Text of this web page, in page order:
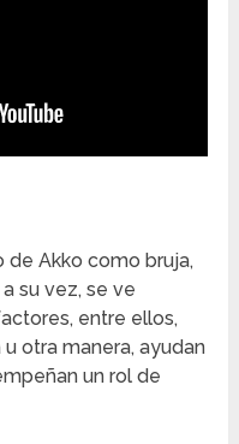
de Akko como bruja,
su vez, se ve
entre ellos,
otra manera, ayudan
un rol de